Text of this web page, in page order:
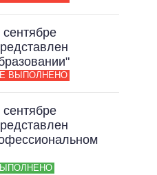
ВЫПОЛНЕНО